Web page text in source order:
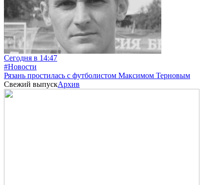
Сегодня в 14:47
#Новости
Рязань простилась с футболистом Максимом Терновым
Свежий выпускАрхив